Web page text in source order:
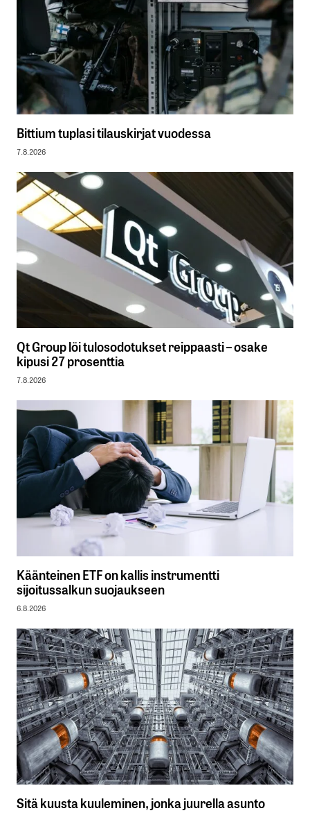
Bittium tuplasi tilauskirjat vuodessa
7.8.2026
Qt Group löi tulosodotukset reippaasti – osake
kipusi 27 prosenttia
7.8.2026
Käänteinen ETF on kallis instrumentti
sijoitussalkun suojaukseen
6.8.2026
Sitä kuusta kuuleminen, jonka juurella asunto